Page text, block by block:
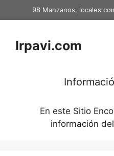
al
98 Manzanos, locales
Irpavi.com
En este Sitio
información